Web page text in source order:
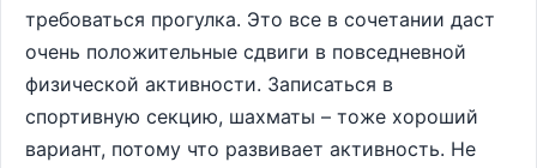
требоваться прогулка. Это все в сочетании даст
очень положительные сдвиги в повседневной
физической активности. Записаться в
спортивную секцию, шахматы – тоже хороший
вариант, потому что развивает активность. Не